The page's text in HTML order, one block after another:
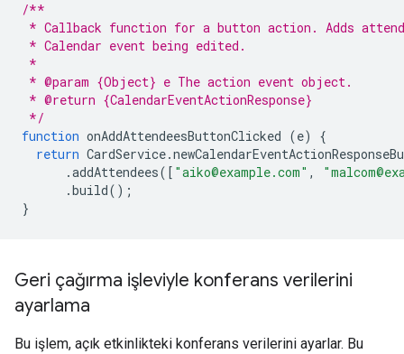
/**
* Callback function for a button action. Adds
* Calendar event being edited.
*
* @param {Object} e The action event object.
* @return {CalendarEventActionResponse}
*/
function onAddAttendeesButtonClicked (e)
{
return CardService.
.addAttendees([ "aiko@example.com" ,
.build();
}
Geri çağırma işleviyle konferans verilerini
ayarlama
Bu işlem, açık etkinlikteki konferans verilerini ayarlar. Bu